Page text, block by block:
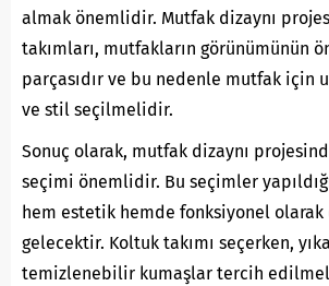
almak önemlidir. Mutfak dizaynı
takımları, mutfakların görünümünün
parçasıdır ve bu nedenle mutfak için
ve stil seçilmelidir.
Sonuç olarak, mutfak dizaynı
seçimi önemlidir. Bu seçimler
hem estetik hemde fonksiyonel
gelecektir. Koltuk takımı seçerken,
temizlenebilir kumaşlar tercih